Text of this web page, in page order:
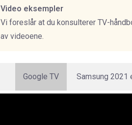
Video eksempler
Vi foreslår at du konsulterer TV-
av videoene.
Google TV Samsung 2021